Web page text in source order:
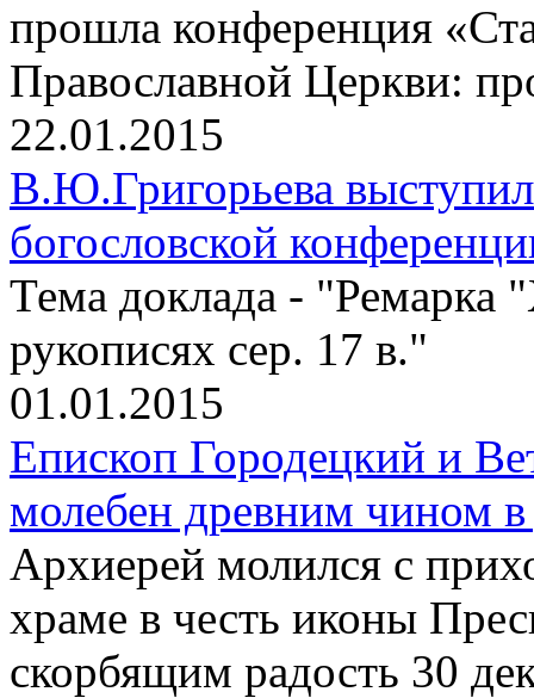
прошла конференция
Православной Церкви:
22.01.2015
В.Ю.Григорьева
богословской
Тема доклада - "Ремарка
рукописях сер. 17 в."
01.01.2015
Епископ Городецкий и
молебен древним чином
Архиерей молился с
храме в честь иконы
скорбящим радость 30